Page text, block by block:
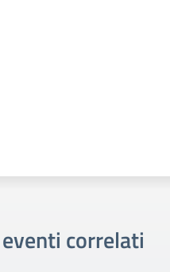
correlati